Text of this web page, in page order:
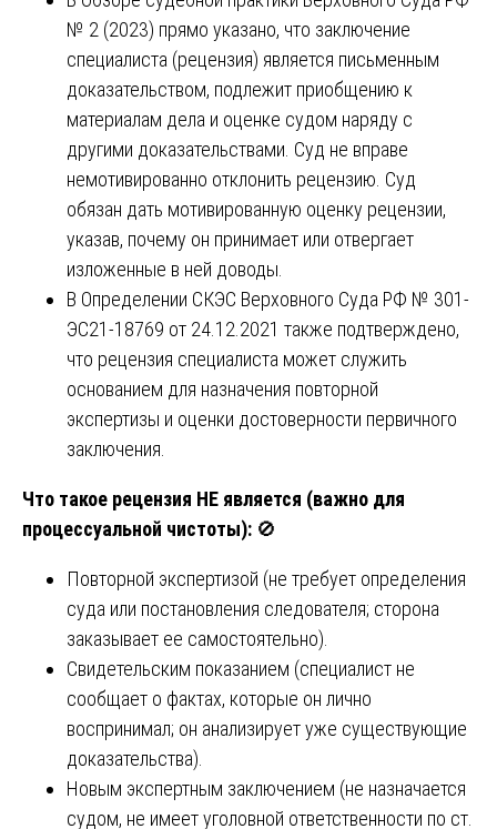
№ 2 (2023) прямо указано, что заключение
специалиста (рецензия) является письменным
доказательством, подлежит приобщению к
материалам дела и оценке судом наряду с
другими доказательствами. Суд не вправе
немотивированно отклонить рецензию. Суд
обязан дать мотивированную оценку рецензии,
указав, почему он принимает или отвергает
изложенные в ней доводы.
В Определении СКЭС Верховного Суда РФ № 301-
ЭС21-18769 от 24.12.2021 также подтверждено,
что рецензия специалиста может служить
основанием для назначения повторной
экспертизы и оценки достоверности первичного
заключения.
Что такое рецензия НЕ является (важно для
процессуальной чистоты): 🚫
Повторной экспертизой (не требует определения
суда или постановления следователя; сторона
заказывает ее самостоятельно).
Свидетельским показанием (специалист не
сообщает о фактах, которые он лично
воспринимал; он анализирует уже существующие
доказательства).
Новым экспертным заключением (не назначается
судом, не имеет уголовной ответственности по ст.